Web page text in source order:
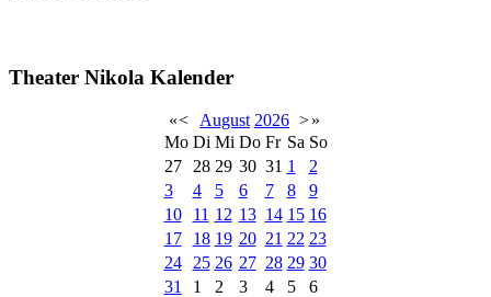
Theater Nikola Kalender
«< August 2026 >»
Mo Di Mi Do Fr Sa So
27
28 29 30 31 1
2
3
4 5 6 7 8
9
10
11 12 13 14 15 16
17
18 19 20 21 22 23
24
25 26 27 28 29 30
31
1 2 3 4 5 6